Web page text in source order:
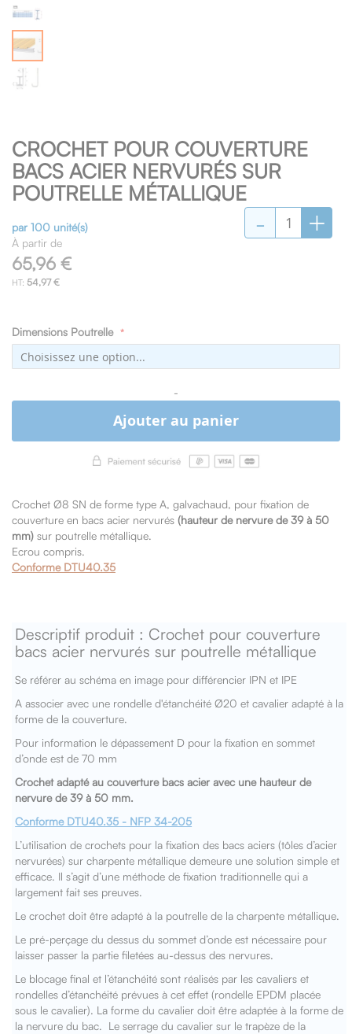
CROCHET POUR COUVERTURE
BACS ACIER NERVURÉS SUR
POUTRELLE MÉTALLIQUE
par 100 unité(s)
À partir de
65,96 €
54,97 €
Dimensions Poutrelle
- +
-
Ajouter au panier
Crochet Ø8 SN de forme type A, galvachaud, pour fixation de
couverture en bacs acier nervurés (hauteur de nervure de 39 à 50
mm) sur poutrelle métallique.
Ecrou compris.
Conforme DTU40.35
to
the
beginning
of
images
gallery
Descriptif produit : Crochet pour couverture
bacs acier nervurés sur poutrelle métallique
Se référer au schéma en image pour différencier IPN et IPE
A associer avec une rondelle d'étanchéité Ø20 et cavalier adapté à la
forme de la couverture.
Pour information le dépassement D pour la fixation en sommet
d’onde est de 70 mm
Crochet adapté au couverture bacs acier avec une hauteur de
nervure de 39 à 50 mm.
Conforme DTU40.35 - NFP 34-205
L’utilisation de crochets pour la fixation des bacs aciers (tôles d’acier
nervurées) sur charpente métallique demeure une solution simple et
efficace. Il s’agit d’une méthode de fixation traditionnelle qui a
largement fait ses preuves.
Le crochet doit être adapté à la poutrelle de la charpente métallique.
Le pré-perçage du dessus du sommet d’onde est nécessaire pour
laisser passer la partie filetées au-dessus des nervures.
Le blocage final et l’étanchéité sont réalisés par les cavaliers et
rondelles d’étanchéité prévues à cet effet (rondelle EPDM placée
sous le cavalier). La forme du cavalier doit être adaptée à la forme de
la nervure du bac. Le serrage du cavalier sur le trapèze de la